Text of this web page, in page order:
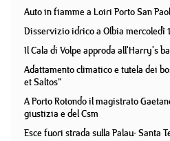
Auto in fiamme a Loiri Porto San
Disservizio idrico a Olbia mercoledì
Il Cala di Volpe approda all'Harry's
Adattamento climatico e tutela dei
et Saltos”
A Porto Rotondo il magistrato
giustizia e del Csm
Esce fuori strada sulla Palau- Santa